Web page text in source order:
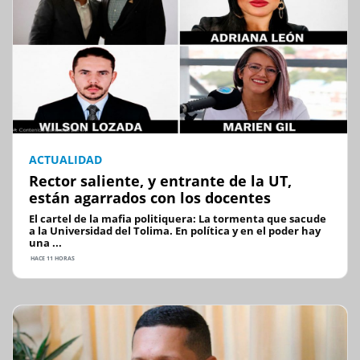
ACTUALIDAD
Rector saliente, y entrante de la UT,
están agarrados con los docentes
El cartel de la mafia politiquera: La tormenta que sacude
a la Universidad del Tolima. En política y en el poder hay
una ...
HACE 11 HORAS